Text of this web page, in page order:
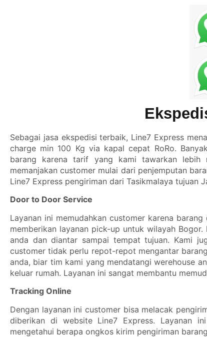
Sebagai jasa ekspedisi terbaik, Line7 Express
charge min 100 Kg via kapal cepat RoRo.
barang karena tarif yang kami tawarkan lebih
memanjakan customer mulai dari penjemputan
Line7 Express pengiriman dari Tasikmalaya tujuan
Door to Door Service
Layanan ini memudahkan customer karena
memberikan layanan pick-up untuk wilayah
anda dan diantar sampai tempat tujuan. Kami
customer tidak perlu repot-repot mengantar
anda, biar tim kami yang mendatangi werehouse
keluar rumah. Layanan ini sangat membantu
Tracking Online
Dengan layanan ini customer bisa melacak
diberikan di website Line7 Express. Layanan
mengetahui berapa ongkos kirim pengiriman